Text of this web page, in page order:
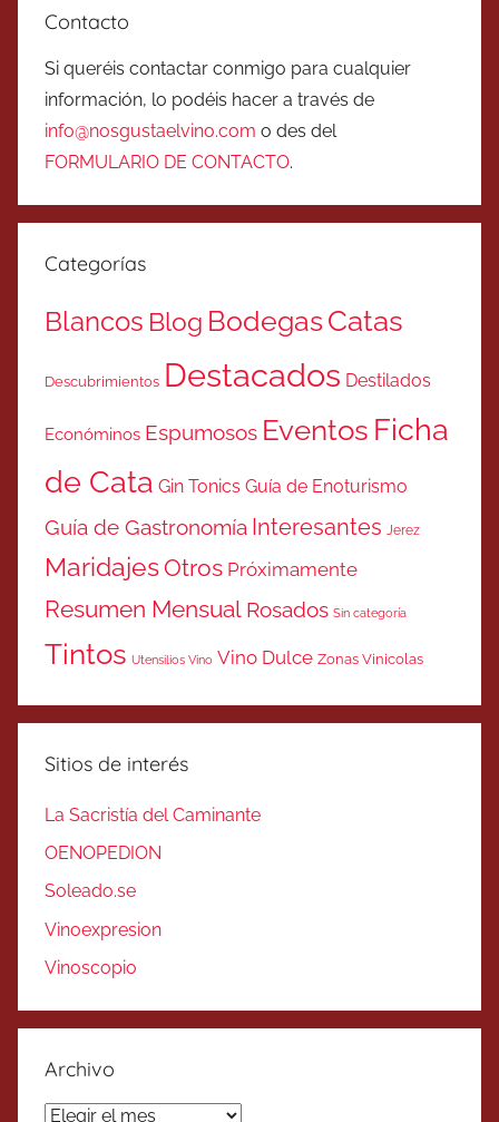
Contacto
Si queréis contactar conmigo para cualquier
información, lo podéis hacer a través de
info@nosgustaelvino.com o des del
FORMULARIO DE CONTACTO.
Categorías
Blancos Blog BodegasCatas
Descubrimientos Destacados Destilados
Económinos Espumosos Eventos Ficha
de Cata Gin Tonics Guía de Enoturismo
Guía de Gastronomía Interesantes Jerez
MaridajesOtros Próximamente
Resumen Mensual Rosados Sin categoría
Tintos Utensilios Vino Vino Dulce Zonas Vinicolas
Sitios de interés
La Sacristía del Caminante
OENOPEDION
Soleado.se
Vinoexpresion
Vinoscopio
Archivo
Archivo